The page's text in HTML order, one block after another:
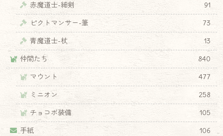
赤魔道士-細剣
91
ピクトマンサー-筆
73
青魔道士-杖
13
仲間たち
840
マウント
477
ミニオン
258
チョコボ装備
105
手紙
106